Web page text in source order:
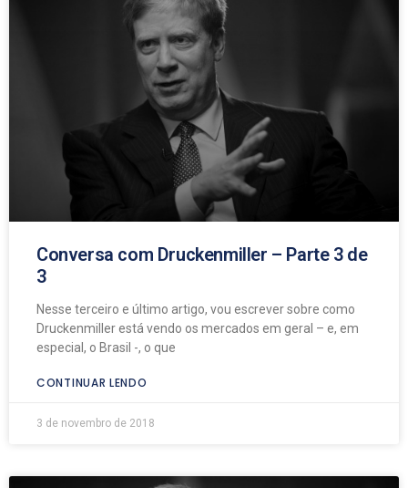
Conversa com Druckenmiller – Parte 3 de
3
Nesse terceiro e último artigo, vou escrever sobre como
Druckenmiller está vendo os mercados em geral – e, em
especial, o Brasil -, o que
CONTINUAR LENDO
3 de novembro de 2018